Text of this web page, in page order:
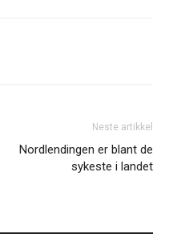
Neste artikkel
Nordlendingen er blant de
sykeste i landet